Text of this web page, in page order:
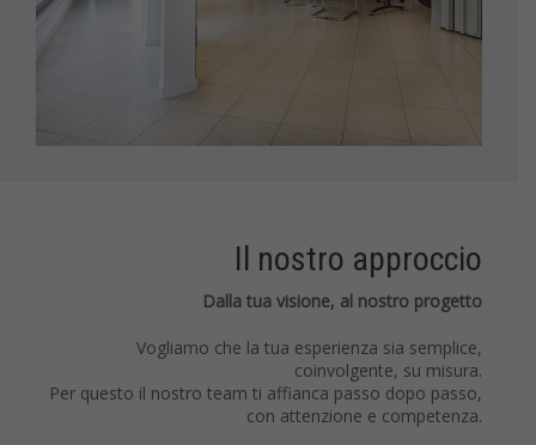
Il nostro approccio
Dalla tua visione, al nostro progetto
Vogliamo che la tua esperienza sia semplice,
coinvolgente, su misura.
Per questo il nostro team ti affianca passo dopo passo,
con attenzione e competenza.